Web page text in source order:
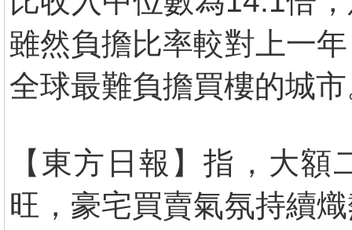
雖然負擔比率較對上一
全球最難負擔買樓的城
【東方日報】指，大
旺，豪宅買賣氣氛持續